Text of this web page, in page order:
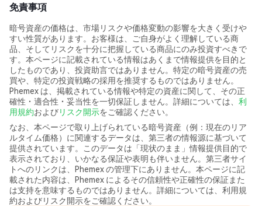
免責事項
暗号資産の価格は、市場リスクや価格変動の影響を大きく受けや
すい性質があります。お客様は、ご自身がよく理解している商
品、そしてリスクを十分に把握している商品にのみ投資すべきで
す。本ページに記載されている情報はあくまで情報提供を目的と
したものであり、投資助言ではありません。特定の暗号資産の売
買や、特定の投資戦略の採用を推奨するものではありません。
Phemex は、掲載されている情報や特定の資産に関して、その正
確性・適合性・妥当性を一切保証しません。詳細については、 利
用規約およびリスク開示をご確認ください。
なお、本ページで取り上げられている暗号資産（例：現在のリア
ルタイム価格）に関連するデータは、第三者の情報源に基づいて
提供されています。このデータは「現状のまま」情報提供目的で
表示されており、いかなる保証や表明も伴いません。第三者サイ
トへのリンクは、Phemex の管理下にありません。本ページに記
載された内容は、Phemex によるその信頼性や正確性の保証また
は支持を意味するものではありません。詳細については、利用規
約およびリスク開示をご確認ください。